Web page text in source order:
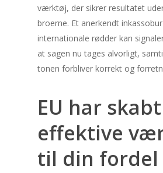
værktøj, der sikrer resultatet
broerne. Et anerkendt
internationale rødder kan
at sagen nu tages alvorligt,
tonen forbliver korrekt og
EU har skabt
effektive
til din fordel